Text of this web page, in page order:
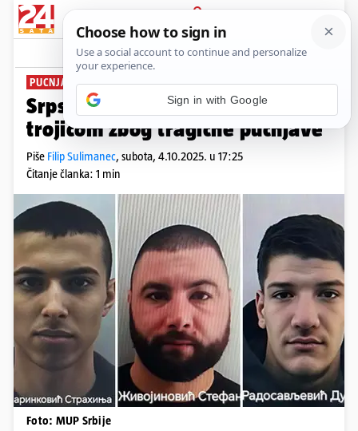
PRIJAVA
News Komentari
PUCNJAVA U BEGEŠU
Srpska policija traga za ovom
trojicom zbog tragične pucnjave
Piše Filip Sulimanec, subota, 4.10.2025. u 17:25
Čitanje članka: 1 min
Foto: MUP Srbije